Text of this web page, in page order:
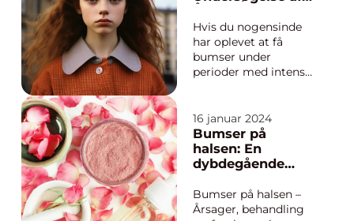
gennemgang af,
hvordan dette emne
har udviklet ...
Udvikling og
Behandling
Hvis du nogensinde
har oplevet at få
bumser under
perioder med intens
er et fænomen, der
ofte påvirker vores
hud, når vi er
stressede. Denne
omfattende
præsentation af stress
16 januar 2024
Bumser på
halsen: En
dybdegående
årsager,
behandling og
Bumser på halsen –
Årsager, behandling